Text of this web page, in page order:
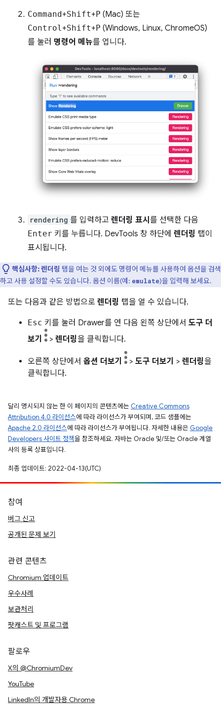
Command+Shift+P (Mac) 또는
Control+Shift+P (Windows, Linux, ChromeOS)
를 눌러 명령어 메뉴를 엽니다.
rendering 를 입력하고 렌더링 표시 를 선택한 다음
Enter 키를 누릅니다. DevTools 창 하단에 렌더링 탭이
표시됩니다.
핵심사항: 렌더링 탭을 여는 것 외에도 명령어 메뉴를 사용하여 옵션을 검색
하고 사용 설정할 수도 있습니다. 옵션 이름(예: emulate)을 입력해 보세요.
또는 다음과 같은 방법으로 렌더링 탭을 열 수 있습니다.
Esc 키를 눌러 Drawer를 연 다음 왼쪽 상단에서 도구 더
보기
> 렌더링을 클릭합니다.
오른쪽 상단에서 옵션 더보기 > 도구 더보기 > 렌더링을
클릭합니다.
달리 명시되지 않는 한 이 페이지의 콘텐츠에는 Creative Commons
Attribution 4.0 라이선스에 따라 라이선스가 부여되며, 코드 샘플에는
Apache 2.0 라이선스에 따라 라이선스가 부여됩니다. 자세한 내용은 Google
Developers 사이트 정책을 참조하세요. 자바는 Oracle 및/또는 Oracle 계열
사의 등록 상표입니다.
최종 업데이트: 2022-04-13(UTC)
참여
버그 신고
공개된 문제 보기
관련 콘텐츠
Chromium 업데이트
우수사례
보관처리
팟캐스트 및 프로그램
팔로우
X의 @ChromiumDev
YouTube
LinkedIn의 개발자용 Chrome